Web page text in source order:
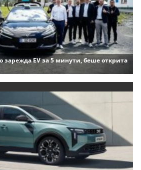
зарежда EV за 5 минути, беше открита